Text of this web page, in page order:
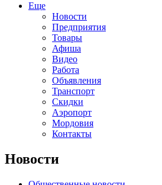
Еще
Новости
Предприятия
Товары
Афиша
Видео
Работа
Объявления
Транспорт
Скидки
Аэропорт
Мордовия
Контакты
Новости